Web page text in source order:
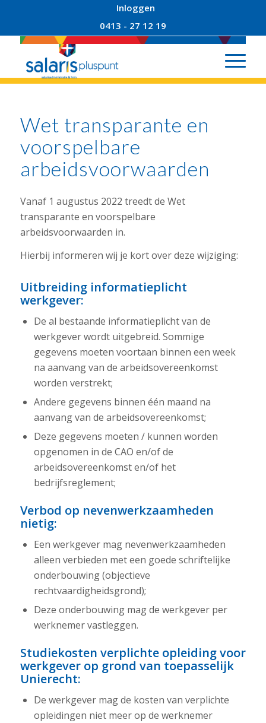
Inloggen
0413 - 27 12 19
Wet transparante en
voorspelbare
arbeidsvoorwaarden
Vanaf 1 augustus 2022 treedt de Wet
transparante en voorspelbare
arbeidsvoorwaarden in.
Hierbij informeren wij je kort over deze wijziging:
Uitbreiding informatieplicht
werkgever:
De al bestaande informatieplicht van de
werkgever wordt uitgebreid. Sommige
gegevens moeten voortaan binnen een week
na aanvang van de arbeidsovereenkomst
worden verstrekt;
Andere gegevens binnen één maand na
aanvang van de arbeidsovereenkomst;
Deze gegevens moeten / kunnen worden
opgenomen in de CAO en/of de
arbeidsovereenkomst en/of het
bedrijfsreglement;
Verbod op nevenwerkzaamheden
nietig:
Een werkgever mag nevenwerkzaamheden
alleen verbieden met een goede schriftelijke
onderbouwing (objectieve
rechtvaardigheidsgrond);
Deze onderbouwing mag de werkgever per
werknemer vastleggen.
Studiekosten verplichte opleiding voor
werkgever op grond van toepasselijk
Unierecht:
De werkgever mag de kosten van verplichte
opleidingen niet meer op de werknemer